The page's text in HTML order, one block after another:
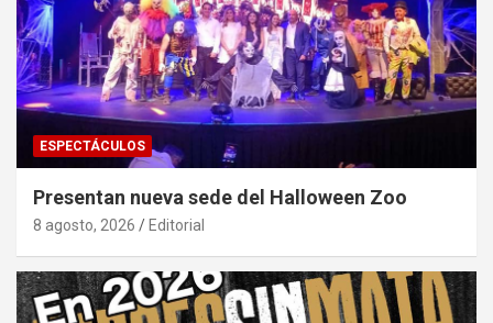
ESPECTÁCULOS
Presentan nueva sede del Halloween Zoo
8 agosto, 2026 Editorial